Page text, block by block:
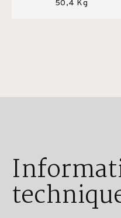
50,4 Kg